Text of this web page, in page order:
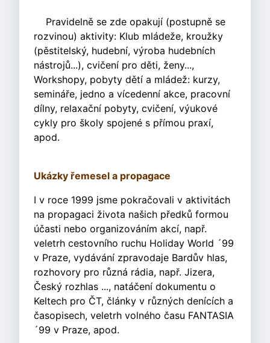
Pravidelně se zde opakují (postupně se
rozvinou) aktivity: Klub mládeže, kroužky
(pěstitelský, hudební, výroba hudebních
nástrojů...), cvičení pro děti, ženy...,
Workshopy, pobyty dětí a mládež: kurzy,
semináře, jedno a vícedenní akce, pracovní
dílny, relaxační pobyty, cvičení, výukové
cykly pro školy spojené s přímou praxí,
apod.
Ukázky řemesel a propagace
I v roce 1999 jsme pokračovali v aktivitách
na propagaci života našich předků formou
účasti nebo organizováním akcí, např.
veletrh cestovního ruchu Holiday World ´99
v Praze, vydávání zpravodaje Bardův hlas,
rozhovory pro různá rádia, např. Jizera,
Český rozhlas ..., natáčení dokumentu o
Keltech pro ČT, články v různých denících a
časopisech, veletrh volného času FANTASIA
´99 v Praze, apod.